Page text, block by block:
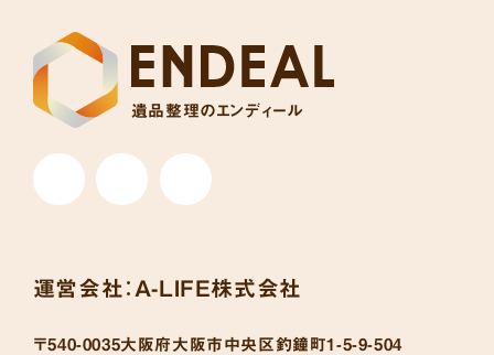
遺品整理のエンディール
運営会社： A-LIFE株式会社
〒540-0035大阪府大阪市中央区釣鐘町1-5-9-504